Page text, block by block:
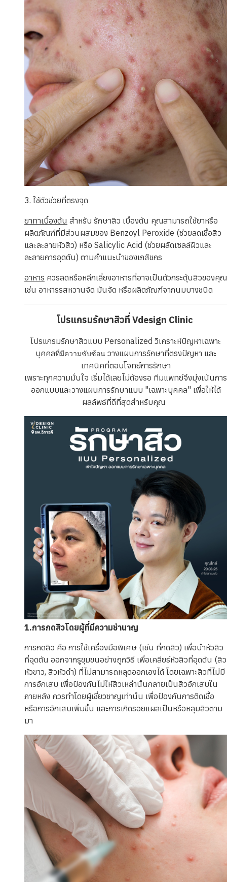
3. ใช้ตัวช่วยที่ตรงจุด
ยาทาเบื้องต้น สำหรับ รักษาสิว เบื้องต้น คุณสามารถใช้ยาหรือ
ผลิตภัณฑ์ที่มีส่วนผสมของ Benzoyl Peroxide (ช่วยลดเชื้อสิว
และละลายหัวสิว) หรือ Salicylic Acid (ช่วยผลัดเซลล์ผิวและ
ละลายการอุดตัน) ตามคำแนะนำของเภสัชกร
อาหาร ควรลดหรือหลีกเลี่ยงอาหารที่อาจเป็นตัวกระตุ้นสิวของคุณ
เช่น อาหารรสหวานจัด มันจัด หรือผลิตภัณฑ์จากนมบางชนิด
โปรแกรมรักษาสิวที่ Vdesign Clinic
โปรแกรมรักษาสิวแบบ Personalized วิเคราะห์ปัญหาเฉพาะ
บุคคลที่มีความซับซ้อนวางแผนการรักษาที่ตรงปัญหา และ
เทคนิคที่ตอบโจทย์การรักษา
เพราะทุกความมั่นใจ เริ่มได้เลยไม่ต้องรอ ทีมแพทย์จึงมุ่งเน้นการ
ออกแบบและวางแผนการรักษาแบบ "เฉพาะบุคคล" เพื่อให้ได้
ผลลัพธ์ที่ดีที่สุดสำหรับคุณ
1.การกดสิวโดยผู้ที่มีความชำนาญ
การกดสิว คือ การใช้เครื่องมือพิเศษ (เช่น ที่กดสิว) เพื่อนำหัวสิว
ที่อุดตัน ออกจากรูขุมขนอย่างถูกวิธี เพื่อเคลียร์หัวสิวที่อุดตัน (สิว
หัวขาว, สิวหัวดำ) ที่ไม่สามารถหลุดออกเองได้ โดยเฉพาะสิวที่ไม่มี
การอักเสบ เพื่อป้องกันไม่ให้สิวเหล่านั้นกลายเป็นสิวอักเสบใน
ภายหลัง ควรทำโดยผู้เชี่ยวชาญเท่านั้น เพื่อป้องกันการติดเชื้อ
หรือการอักเสบเพิ่มขึ้น และการเกิดรอยแผลเป็นหรือหลุมสิวตาม
มา